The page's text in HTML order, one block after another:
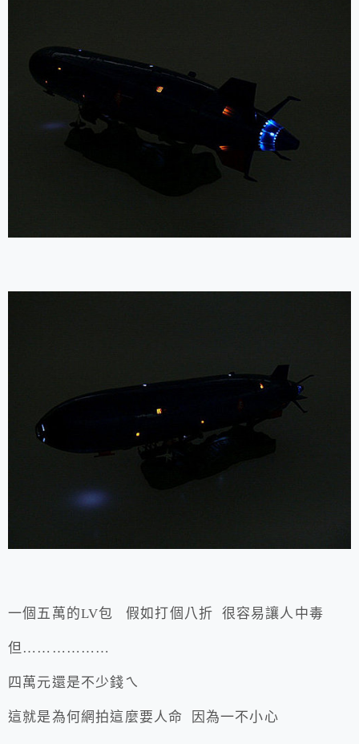
一個五萬的LV包 假如打個八折 很容易讓人中毒
但………………
四萬元還是不少錢ㄟ
這就是為何網拍這麼要人命 因為一不小心